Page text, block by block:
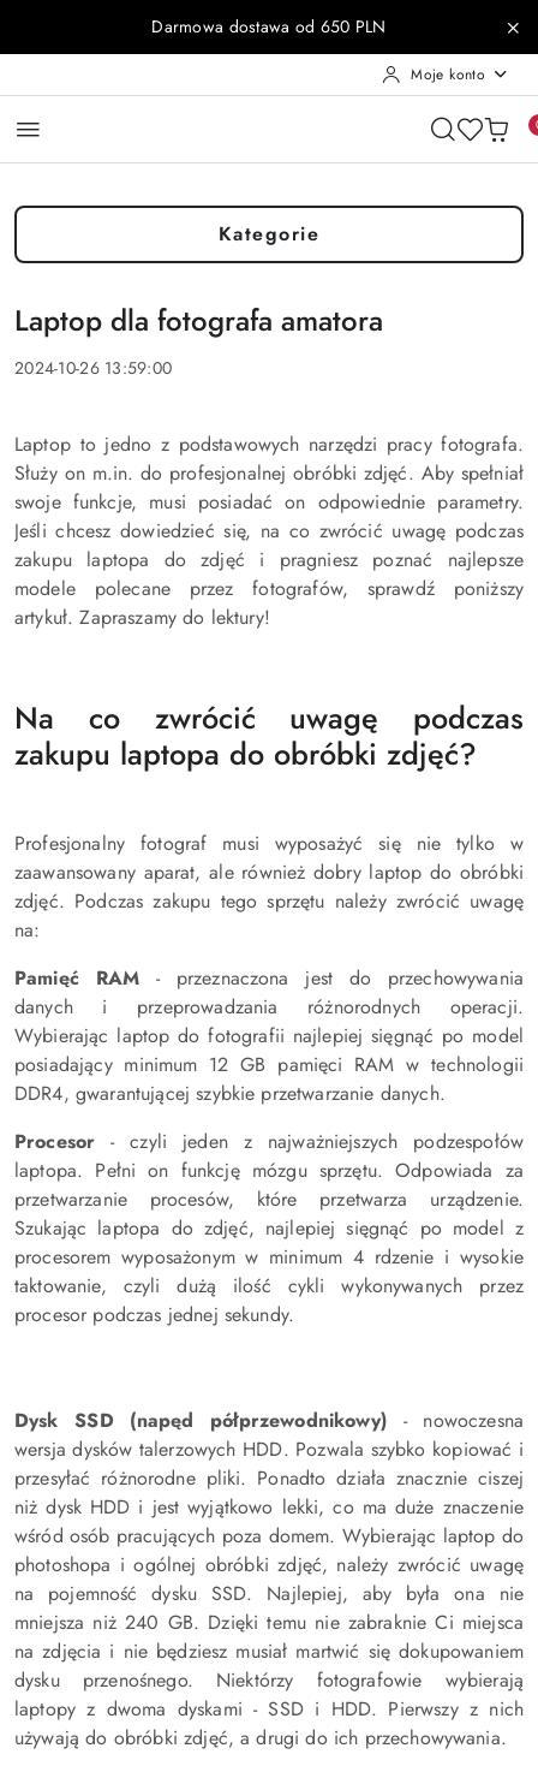
Przejdź do treści głównej
Przejdź do wyszukiwarki
Przejdź do moje konto
Przejdź do menu głównego
Przejdź do stopkiDarmowa dostawa od 650 PLN
Moje konto
Kategorie
Laptop dla fotografa amatora
2024-10-26 13:59:00
Laptop to jedno z podstawowych narzędzi pracy fotografa.
Służy on m.in. do profesjonalnej obróbki zdjęć. Aby spełniał
swoje funkcje, musi posiadać on odpowiednie parametry.
Jeśli chcesz dowiedzieć się, na co zwrócić uwagę podczas
zakupu laptopa do zdjęć i pragniesz poznać najlepsze
modele polecane przez fotografów, sprawdź poniższy
artykuł. Zapraszamy do lektury!
Na co zwrócić uwagę podczas
zakupu laptopa do obróbki zdjęć?
Profesjonalny fotograf musi wyposażyć się nie tylko w
zaawansowany aparat, ale również dobry laptop do obróbki
zdjęć. Podczas zakupu tego sprzętu należy zwrócić uwagę
na:
Pamięć RAM - przeznaczona jest do przechowywania
danych i przeprowadzania różnorodnych operacji.
Wybierając laptop do fotografii najlepiej sięgnąć po model
posiadający minimum 12 GB pamięci RAM w technologii
DDR4, gwarantującej szybkie przetwarzanie danych.
Procesor - czyli jeden z najważniejszych podzespołów
laptopa. Pełni on funkcję mózgu sprzętu. Odpowiada za
przetwarzanie procesów, które przetwarza urządzenie.
Szukając laptopa do zdjęć, najlepiej sięgnąć po model z
procesorem wyposażonym w minimum 4 rdzenie i wysokie
taktowanie, czyli dużą ilość cykli wykonywanych przez
procesor podczas jednej sekundy.
Dysk SSD (napęd półprzewodnikowy)- nowoczesna
wersja dysków talerzowych HDD. Pozwala szybko kopiować i
przesyłać różnorodne pliki. Ponadto działa znacznie ciszej
niż dysk HDD i jest wyjątkowo lekki, co ma duże znaczenie
wśród osób pracujących poza domem. Wybierając laptop do
photoshopa i ogólnej obróbki zdjęć, należy zwrócić uwagę
na pojemność dysku SSD. Najlepiej, aby była ona nie
mniejsza niż 240 GB. Dzięki temu nie zabraknie Ci miejsca
na zdjęcia i nie będziesz musiał martwić się dokupowaniem
dysku przenośnego. Niektórzy fotografowie wybierają
laptopy z dwoma dyskami - SSD i HDD. Pierwszy z nich
używają do obróbki zdjęć, a drugi do ich przechowywania.